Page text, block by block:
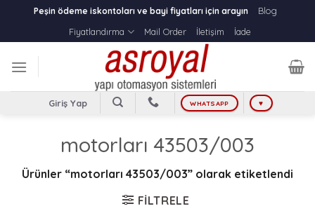
content
Peşin ödeme iskontoları ve bayi fiyatları için arayın
Blog
Fiyatlandırma
Mail Order İletişim İade
Giriş Yap WHATSAPP ♥
motorları 43503/003
Ürünler “motorları 43503/003” olarak etiketlendi
FILTRELE